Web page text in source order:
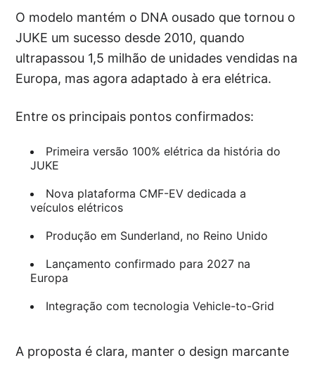
O modelo mantém o DNA ousado que tornou o
JUKE um sucesso desde 2010, quando
ultrapassou 1,5 milhão de unidades vendidas na
Europa, mas agora adaptado à era elétrica.
Entre os principais pontos confirmados:
Primeira versão 100% elétrica da história do
JUKE
Nova plataforma CMF-EV dedicada a
veículos elétricos
Produção em Sunderland, no Reino Unido
Lançamento confirmado para 2027 na
Europa
Integração com tecnologia Vehicle-to-Grid
A proposta é clara, manter o design marcante